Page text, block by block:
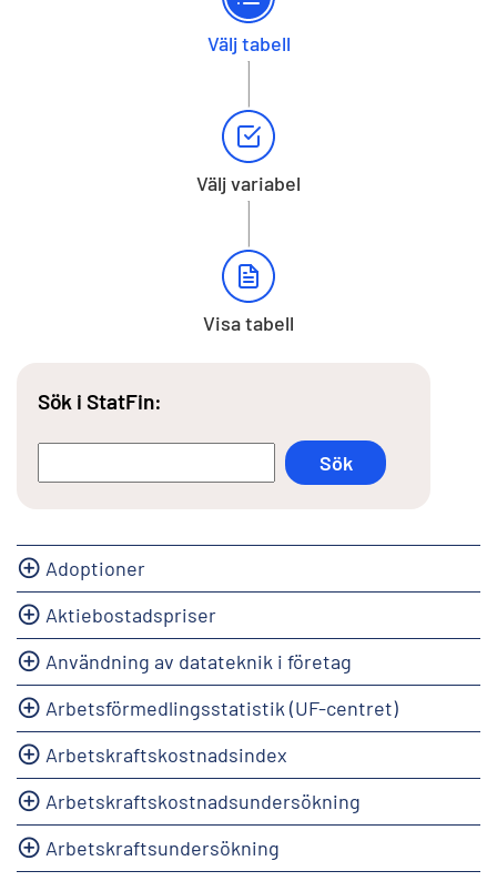
Välj tabell
Välj variabel
Visa tabell
Sök i StatFin:
Adoptioner
Aktiebostadspriser
Användning av datateknik i företag
Arbetsförmedlingsstatistik (UF-centret)
Arbetskraftskostnadsindex
Arbetskraftskostnadsundersökning
Arbetskraftsundersökning